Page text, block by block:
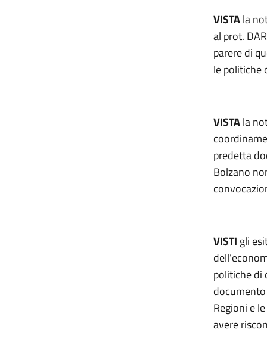
VISTAla
al prot.
parere di
le politiche
VISTAla
predetta
Bolzano
VISTI gli
politiche di
Regioni e
avere